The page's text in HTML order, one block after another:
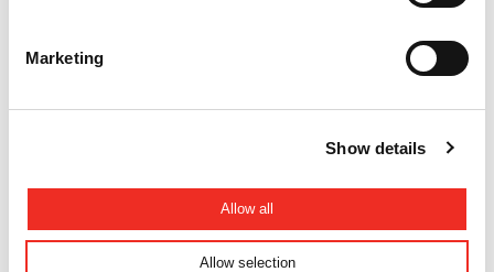
Marketing
Show details
Allow all
Allow selection
RELAX.
Het is een HTC speedgate